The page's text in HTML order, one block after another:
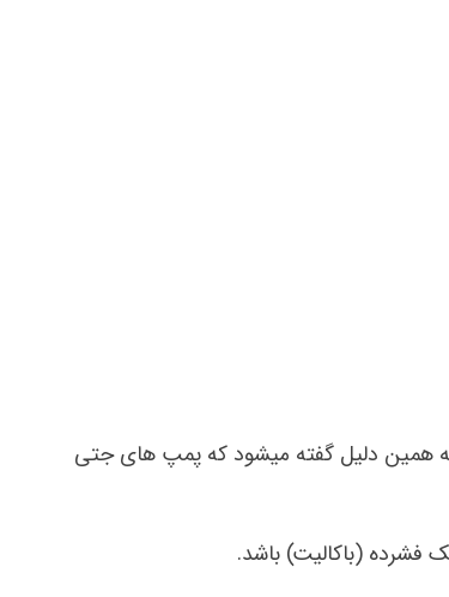
همین دلیل گفته میشود که پمپ های جتی
فشرده (باکالیت) باشد.